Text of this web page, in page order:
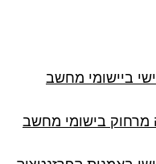
ביישומי מחשב
מרחוק בישומי מחשב